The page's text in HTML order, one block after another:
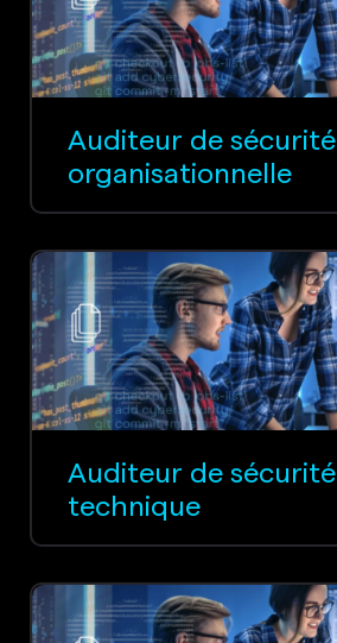
Auditeur de sécurité
organisationnelle
Auditeur de sécurité
technique